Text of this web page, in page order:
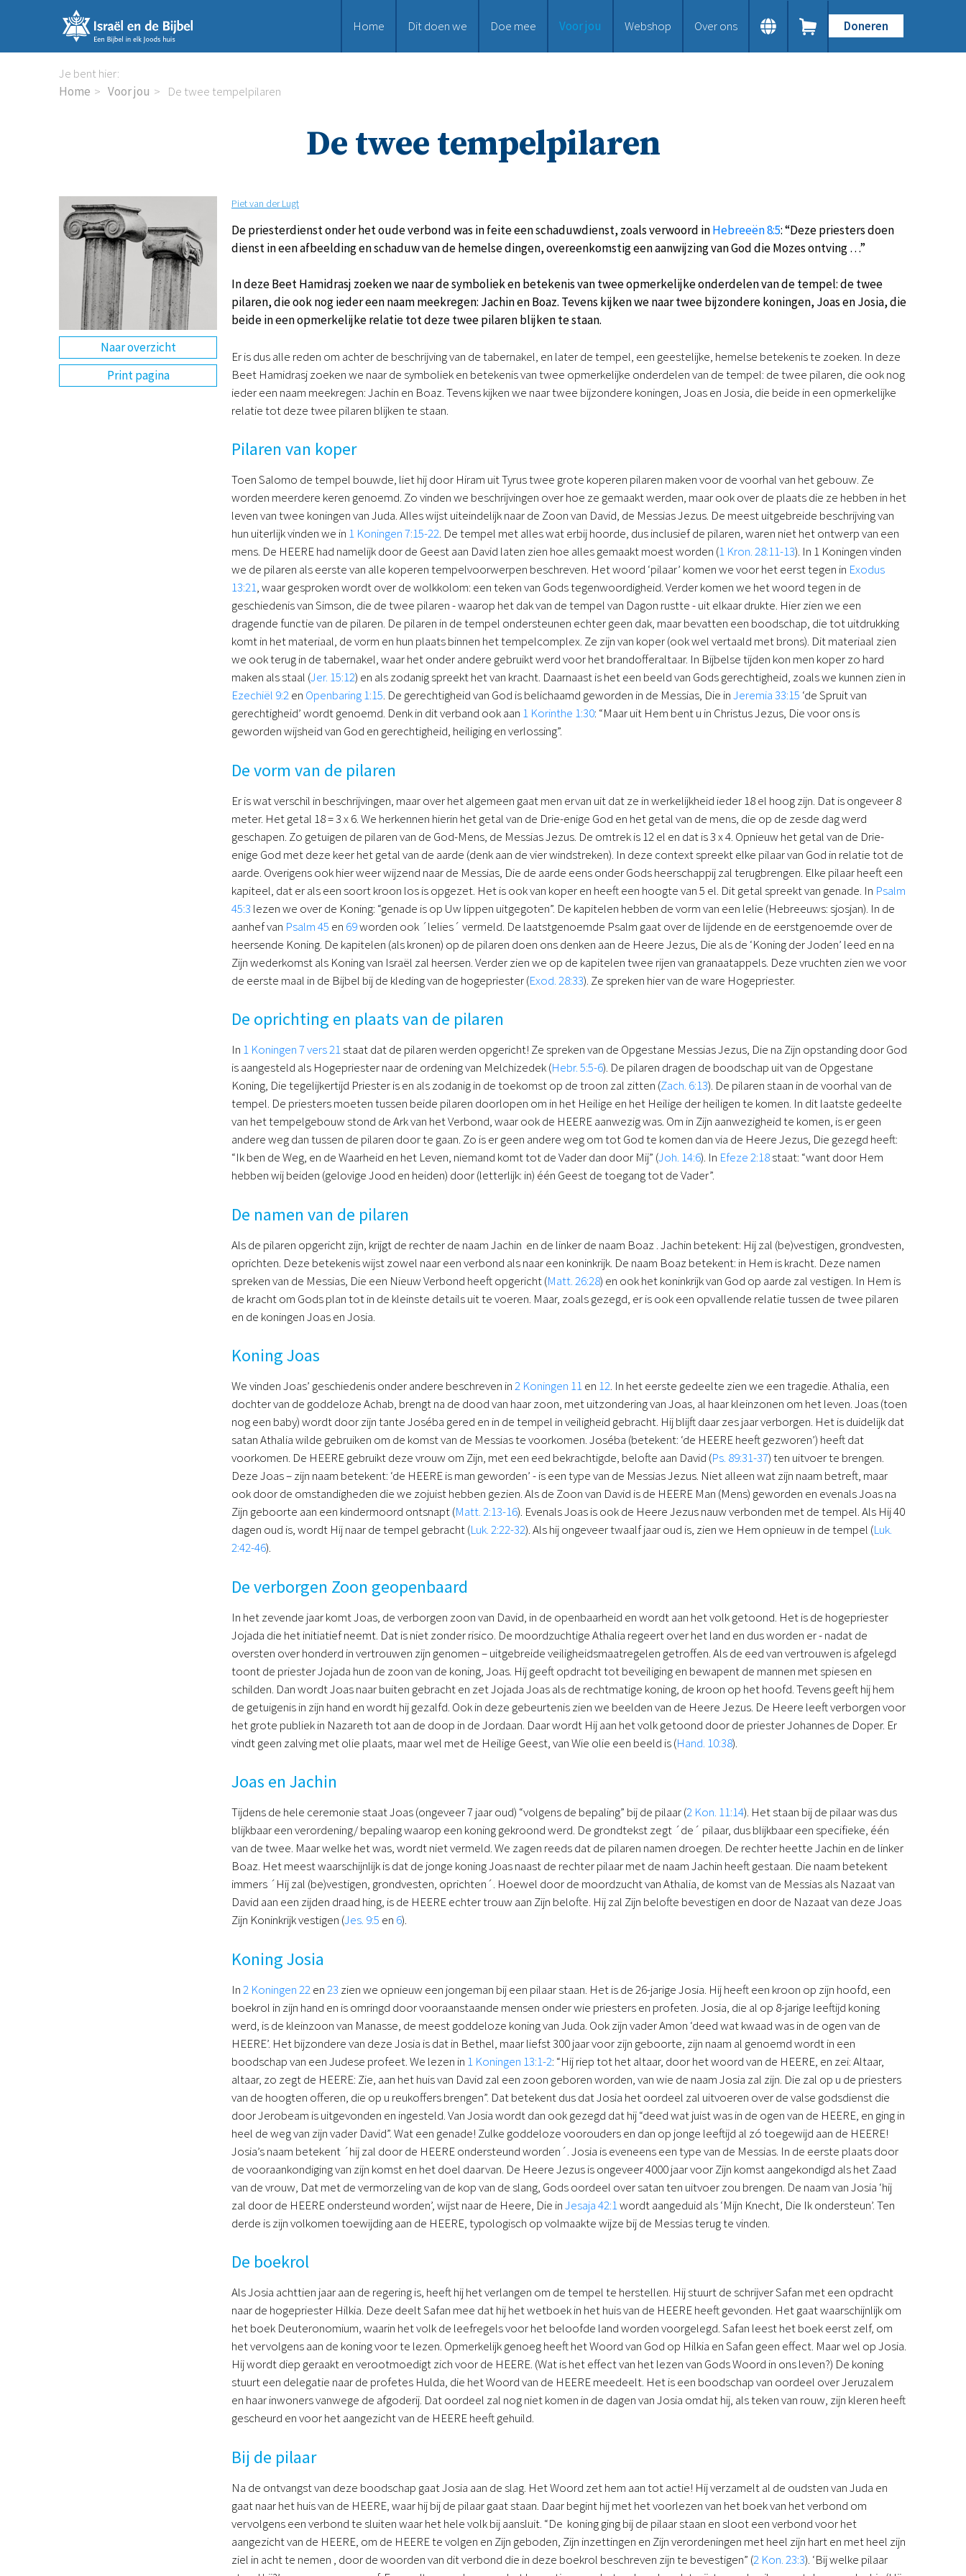
Home Dit doen we Doe mee Voor jou Webshop Over ons Doneren
Je bent hier:
Home
Voor jou De twee tempelpilaren
De twee tempelpilaren
Naar overzicht
Print pagina
Piet van der Lugt
De priesterdienst onder het oude verbond was in feite een schaduwdienst, zoals verwoord inHebreeën 8:5: “Deze priesters doen
dienst in een afbeelding en schaduw van de hemelse dingen, overeenkomstig een aanwijzing van God die Mozes ontving …”
In deze Beet Hamidrasj zoeken we naar de symboliek en betekenis van twee opmerkelijke onderdelen van de tempel: de twee
pilaren, die ook nog ieder een naam meekregen: Jachin en Boaz. Tevens kijken we naar twee bijzondere koningen, Joas en Josia, die
beide in een opmerkelijke relatie tot deze twee pilaren blijken te staan.
Er is dus alle reden om achter de beschrijving van de tabernakel, en later de tempel, een geestelijke, hemelse betekenis te zoeken. In deze
Beet Hamidrasj zoeken we naar de symboliek en betekenis van twee opmerkelijke onderdelen van de tempel: de twee pilaren, die ook nog
ieder een naam meekregen: Jachin en Boaz. Tevens kijken we naar twee bijzondere koningen, Joas en Josia, die beide in een opmerkelijke
relatie tot deze twee pilaren blijken te staan.
Pilaren van koper
Toen Salomo de tempel bouwde, liet hij door Hiram uit Tyrus twee grote koperen pilaren maken voor de voorhal van het gebouw. Ze
worden meerdere keren genoemd. Zo vinden we beschrijvingen over hoe ze gemaakt werden, maar ook over de plaats die ze hebben in het
leven van twee koningen van Juda. Alles wijst uiteindelijk naar de Zoon van David, de Messias Jezus. De meest uitgebreide beschrijving van
hun uiterlijk vinden we in 1 Koningen 7:15-22. De tempel met alles wat erbij hoorde, dus inclusief de pilaren, waren niet het ontwerp van een
mens. De HEERE had namelijk door de Geest aan David laten zien hoe alles gemaakt moest worden (1 Kron. 28:11-13). In 1 Koningen vinden
we de pilaren als eerste van alle koperen tempelvoorwerpen beschreven. Het woord ‘pilaar’ komen we voor het eerst tegen in Exodus
13:21, waar gesproken wordt over de wolkkolom: een teken van Gods tegenwoordigheid. Verder komen we het woord tegen in de
geschiedenis van Simson, die de twee pilaren - waarop het dak van de tempel van Dagon rustte - uit elkaar drukte. Hier zien we een
dragende functie van de pilaren. De pilaren in de tempel ondersteunen echter geen dak, maar bevatten een boodschap, die tot uitdrukking
komt in het materiaal, de vorm en hun plaats binnen het tempelcomplex. Ze zijn van koper (ook wel vertaald met brons). Dit materiaal zien
we ook terug in de tabernakel, waar het onder andere gebruikt werd voor het brandofferaltaar. In Bijbelse tijden kon men koper zo hard
maken als staal (Jer. 15:12) en als zodanig spreekt het van kracht. Daarnaast is het een beeld van Gods gerechtigheid, zoals we kunnen zien in
Ezechiël 9:2en Openbaring 1:15. De gerechtigheid van God is belichaamd geworden in de Messias, Die inJeremia 33:15 ‘de Spruit van
gerechtigheid’ wordt genoemd. Denk in dit verband ook aan 1 Korinthe 1:30: “Maar uit Hem bent u in Christus Jezus, Die voor ons is
geworden wijsheid van God en gerechtigheid, heiliging en verlossing”.
De vorm van de pilaren
Er is wat verschil in beschrijvingen, maar over het algemeen gaat men ervan uit dat ze in werkelijkheid ieder 18 el hoog zijn. Dat is ongeveer 8
meter. Het getal 18 = 3 x 6. We herkennen hierin het getal van de Drie-enige God en het getal van de mens, die op de zesde dag werd
geschapen. Zo getuigen de pilaren van de God-Mens, de Messias Jezus. De omtrek is 12 el en dat is 3 x 4. Opnieuw het getal van de Drie-
enige God met deze keer het getal van de aarde (denk aan de vier windstreken). In deze context spreekt elke pilaar van God in relatie tot de
aarde. Overigens ook hier weer wijzend naar de Messias, Die de aarde eens onder Gods heerschappij zal terugbrengen. Elke pilaar heeft een
kapiteel, dat er als een soort kroon los is opgezet. Het is ook van koper en heeft een hoogte van 5 el. Dit getal spreekt van genade. In Psalm
45:3 lezen we over de Koning: “genade is op Uw lippen uitgegoten”. De kapitelen hebben de vorm van een lelie (Hebreeuws: sjosjan). In de
aanhef van Psalm 45 en 69worden ook ´lelies´ vermeld. De laatstgenoemde Psalm gaat over de lijdende en de eerstgenoemde over de
heersende Koning. De kapitelen (als kronen) op de pilaren doen ons denken aan de Heere Jezus, Die als de ‘Koning der Joden’ leed en na
Zijn wederkomst als Koning van Israël zal heersen. Verder zien we op de kapitelen twee rijen van granaatappels. Deze vruchten zien we voor
de eerste maal in de Bijbel bij de kleding van de hogepriester (Exod. 28:33). Ze spreken hier van de ware Hogepriester.
De oprichting en plaats van de pilaren
In 1 Koningen 7 vers 21staat dat de pilaren werden opgericht! Ze spreken van de Opgestane Messias Jezus, Die na Zijn opstanding door God
is aangesteld als Hogepriester naar de ordening van Melchizedek (Hebr. 5:5-6). De pilaren dragen de boodschap uit van de Opgestane
Koning, Die tegelijkertijd Priester is en als zodanig in de toekomst op de troon zal zitten (Zach. 6:13). De pilaren staan in de voorhal van de
tempel. De priesters moeten tussen beide pilaren doorlopen om in het Heilige en het Heilige der heiligen te komen. In dit laatste gedeelte
van het tempelgebouw stond de Ark van het Verbond, waar ook de HEERE aanwezig was. Om in Zijn aanwezigheid te komen, is er geen
andere weg dan tussen de pilaren door te gaan. Zo is er geen andere weg om tot God te komen dan via de Heere Jezus, Die gezegd heeft:
“Ik ben de Weg, en de Waarheid en het Leven, niemand komt tot de Vader dan door Mij” (Joh. 14:6). In Efeze 2:18staat: “want door Hem
hebben wij beiden (gelovige Jood en heiden) door (letterlijk: in) één Geest de toegang tot de Vader”.
De namen van de pilaren
Als de pilaren opgericht zijn, krijgt de rechter de naam Jachin en de linker de naam Boaz . Jachin betekent: Hij zal (be)vestigen, grondvesten,
oprichten. Deze betekenis wijst zowel naar een verbond als naar een koninkrijk. De naam Boaz betekent: in Hem is kracht. Deze namen
spreken van de Messias, Die een Nieuw Verbond heeft opgericht (Matt. 26:28) en ook het koninkrijk van God op aarde zal vestigen. In Hem is
de kracht om Gods plan tot in de kleinste details uit te voeren. Maar, zoals gezegd, er is ook een opvallende relatie tussen de twee pilaren
en de koningen Joas en Josia.
Koning Joas
We vinden Joas’ geschiedenis onder andere beschreven in2 Koningen 11en 12. In het eerste gedeelte zien we een tragedie. Athalia, een
dochter van de goddeloze Achab, brengt na de dood van haar zoon, met uitzondering van Joas, al haar kleinzonen om het leven. Joas (toen
nog een baby) wordt door zijn tante Joséba gered en in de tempel in veiligheid gebracht. Hij blijft daar zes jaar verborgen. Het is duidelijk dat
satan Athalia wilde gebruiken om de komst van de Messias te voorkomen. Joséba (betekent: ‘de HEERE heeft gezworen’) heeft dat
voorkomen. De HEERE gebruikt deze vrouw om Zijn, met een eed bekrachtigde, belofte aan David (Ps. 89:31-37) ten uitvoer te brengen.
Deze Joas – zijn naam betekent: ‘de HEERE is man geworden’ - is een type van de Messias Jezus. Niet alleen wat zijn naam betreft, maar
ook door de omstandigheden die we zojuist hebben gezien. Als de Zoon van David is de HEERE Man (Mens) geworden en evenals Joas na
Zijn geboorte aan een kindermoord ontsnapt (Matt. 2:13-16). Evenals Joas is ook de Heere Jezus nauw verbonden met de tempel. Als Hij 40
dagen oud is, wordt Hij naar de tempel gebracht (Luk. 2:22-32). Als hij ongeveer twaalf jaar oud is, zien we Hem opnieuw in de tempel (Luk.
2:42-46).
De verborgen Zoon geopenbaard
In het zevende jaar komt Joas, de verborgen zoon van David, in de openbaarheid en wordt aan het volk getoond. Het is de hogepriester
Jojada die het initiatief neemt. Dat is niet zonder risico. De moordzuchtige Athalia regeert over het land en dus worden er - nadat de
oversten over honderd in vertrouwen zijn genomen – uitgebreide veiligheidsmaatregelen getroffen. Als de eed van vertrouwen is afgelegd
toont de priester Jojada hun de zoon van de koning, Joas. Hij geeft opdracht tot beveiliging en bewapent de mannen met spiesen en
schilden. Dan wordt Joas naar buiten gebracht en zet Jojada Joas als de rechtmatige koning, de kroon op het hoofd. Tevens geeft hij hem
de getuigenis in zijn hand en wordt hij gezalfd. Ook in deze gebeurtenis zien we beelden van de Heere Jezus. De Heere leeft verborgen voor
het grote publiek in Nazareth tot aan de doop in de Jordaan. Daar wordt Hij aan het volk getoond door de priester Johannes de Doper. Er
vindt geen zalving met olie plaats, maar wel met de Heilige Geest, van Wie olie een beeld is (Hand. 10:38).
Joas en Jachin
Tijdens de hele ceremonie staat Joas (ongeveer 7 jaar oud) “volgens de bepaling” bij de pilaar (2 Kon. 11:14). Het staan bij de pilaar was dus
blijkbaar een verordening/ bepaling waarop een koning gekroond werd. De grondtekst zegt ´de´ pilaar, dus blijkbaar een specifieke, één
van de twee. Maar welke het was, wordt niet vermeld. We zagen reeds dat de pilaren namen droegen. De rechter heette Jachin en de linker
Boaz. Het meest waarschijnlijk is dat de jonge koning Joas naast de rechter pilaar met de naam Jachin heeft gestaan. Die naam betekent
immers ´Hij zal (be)vestigen, grondvesten, oprichten´. Hoewel door de moordzucht van Athalia, de komst van de Messias als Nazaat van
David aan een zijden draad hing, is de HEERE echter trouw aan Zijn belofte. Hij zal Zijn belofte bevestigen en door de Nazaat van deze Joas
Zijn Koninkrijk vestigen (Jes. 9:5 en 6).
Koning Josia
In2 Koningen 22en23 zien we opnieuw een jongeman bij een pilaar staan. Het is de 26-jarige Josia. Hij heeft een kroon op zijn hoofd, een
boekrol in zijn hand en is omringd door vooraanstaande mensen onder wie priesters en profeten. Josia, die al op 8-jarige leeftijd koning
werd, is de kleinzoon van Manasse, de meest goddeloze koning van Juda. Ook zijn vader Amon ‘deed wat kwaad was in de ogen van de
HEERE’. Het bijzondere van deze Josia is dat in Bethel, maar liefst 300 jaar voor zijn geboorte, zijn naam al genoemd wordt in een
boodschap van een Judese profeet. We lezen in 1 Koningen 13:1-2: “Hij riep tot het altaar, door het woord van de HEERE, en zei: Altaar,
altaar, zo zegt de HEERE: Zie, aan het huis van David zal een zoon geboren worden, van wie de naam Josia zal zijn. Die zal op u de priesters
van de hoogten offeren, die op u reukoffers brengen”. Dat betekent dus dat Josia het oordeel zal uitvoeren over de valse godsdienst die
door Jerobeam is uitgevonden en ingesteld. Van Josia wordt dan ook gezegd dat hij “deed wat juist was in de ogen van de HEERE, en ging in
heel de weg van zijn vader David”. Wat een genade! Zulke goddeloze voorouders en dan op jonge leeftijd al zó toegewijd aan de HEERE!
Josia’s naam betekent ´hij zal door de HEERE ondersteund worden´. Josia is eveneens een type van de Messias. In de eerste plaats door
de vooraankondiging van zijn komst en het doel daarvan. De Heere Jezus is ongeveer 4000 jaar voor Zijn komst aangekondigd als het Zaad
van de vrouw, Dat met de vermorzeling van de kop van de slang, Gods oordeel over satan ten uitvoer zou brengen. De naam van Josia ‘hij
zal door de HEERE ondersteund worden’, wijst naar de Heere, Die inJesaja 42:1wordt aangeduid als ‘Mijn Knecht, Die Ik ondersteun’. Ten
derde is zijn volkomen toewijding aan de HEERE, typologisch op volmaakte wijze bij de Messias terug te vinden.
De boekrol
Als Josia achttien jaar aan de regering is, heeft hij het verlangen om de tempel te herstellen. Hij stuurt de schrijver Safan met een opdracht
naar de hogepriester Hilkia. Deze deelt Safan mee dat hij het wetboek in het huis van de HEERE heeft gevonden. Het gaat waarschijnlijk om
het boek Deuteronomium, waarin het volk de leefregels voor het beloofde land worden voorgelegd. Safan leest het boek eerst zelf, om
het vervolgens aan de koning voor te lezen. Opmerkelijk genoeg heeft het Woord van God op Hilkia en Safan geen effect. Maar wel op Josia.
Hij wordt diep geraakt en verootmoedigt zich voor de HEERE. (Wat is het effect van het lezen van Gods Woord in ons leven?) De koning
stuurt een delegatie naar de profetes Hulda, die het Woord van de HEERE meedeelt. Het is een boodschap van oordeel over Jeruzalem
en haar inwoners vanwege de afgoderij. Dat oordeel zal nog niet komen in de dagen van Josia omdat hij, als teken van rouw, zijn kleren heeft
gescheurd en voor het aangezicht van de HEERE heeft gehuild.
Bij de pilaar
Na de ontvangst van deze boodschap gaat Josia aan de slag. Het Woord zet hem aan tot actie! Hij verzamelt al de oudsten van Juda en
gaat naar het huis van de HEERE, waar hij bij de pilaar gaat staan. Daar begint hij met het voorlezen van het boek van het verbond om
vervolgens een verbond te sluiten waar het hele volk bij aansluit. “De koning ging bij de pilaar staan en sloot een verbond voor het
aangezicht van de HEERE, om de HEERE te volgen en Zijn geboden, Zijn inzettingen en Zijn verordeningen met heel zijn hart en met heel zijn
ziel in acht te nemen , door de woorden van dit verbond die in deze boekrol beschreven zijn te bevestigen” (2 Kon. 23:3). ‘Bij welke pilaar
Doneer
Bid mee
Nodig ons uit
Voor jou
Magazine
Digitale nieuwsbrief
Agenda
Over ons
Onze visie
Geschiedenis
Actueel
ANBI
Veelgestelde vragen
Contact
Doneren